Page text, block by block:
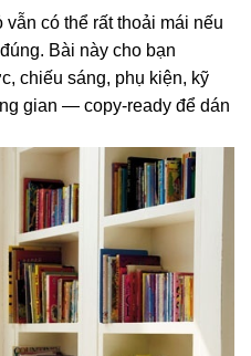
vẫn có thể rất thoải mái nếu
Bài này cho bạn
chiếu sáng, phụ kiện, kỹ
gian — copy-ready để dán